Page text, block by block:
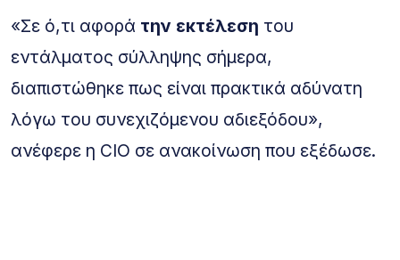
«Σε ό,τι αφορά την εκτέλεση του
εντάλματος σύλληψης σήμερα,
διαπιστώθηκε πως είναι πρακτικά αδύνατη
λόγω του συνεχιζόμενου αδιεξόδου»,
ανέφερε η CIO σε ανακοίνωση που εξέδωσε.